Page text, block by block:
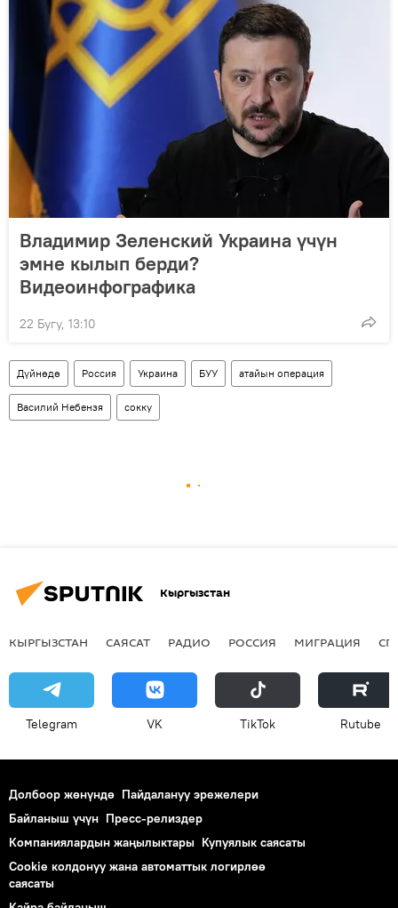
Владимир Зеленский Украина үчүн
эмне кылып берди?
Видеоинфографика
22 Бугу, 13:10
Дүйнөдө Россия Украина БУУ атайын операция
Василий Небензя сокку
Кыргызстан
КЫРГЫЗСТАН САЯСАТ РАДИО РОССИЯ МИГРАЦИЯ
Telegram VK ТikТоk Rutube
Долбоор жөнүндө Пайдалануу эрежелери
Байланыш үчүн Пресс-релиздер
Компаниялардын жаңылыктары Купуялык саясаты
Cookie колдонуу жана автоматтык логирлөө
саясаты